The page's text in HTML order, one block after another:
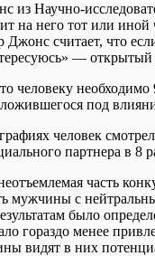
из Научно-
на него тот или
считает, что
— открытый
человеку
под
человек
партнера в 8
часть
мужчины с
было
гораздо менее
видят в них